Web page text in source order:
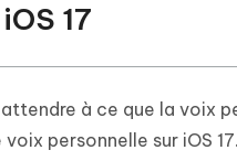
17
à ce que la voix
personnelle sur iOS 17.